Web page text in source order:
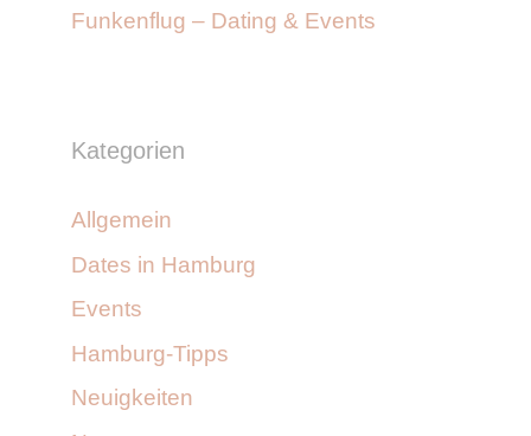
Funkenflug – Dating & Events
Kategorien
Allgemein
Dates in Hamburg
Events
Hamburg-Tipps
Neuigkeiten